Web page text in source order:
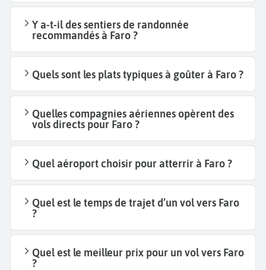
Y a-t-il des sentiers de randonnée
recommandés à Faro ?
Quels sont les plats typiques à goûter à Faro ?
Quelles compagnies aériennes opèrent des
vols directs pour Faro ?
Quel aéroport choisir pour atterrir à Faro ?
Quel est le temps de trajet d’un vol vers Faro
?
Quel est le meilleur prix pour un vol vers Faro
?